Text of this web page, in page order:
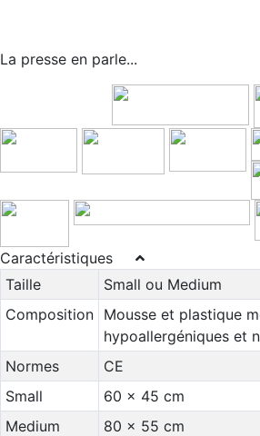
La presse en parle...
Caractéristiques
Taille
Small ou Medium
Composition
Mousse et plastique
hypoallergéniques et
Normes
CE
Small
60 x 45 cm
Medium
80 x 55 cm